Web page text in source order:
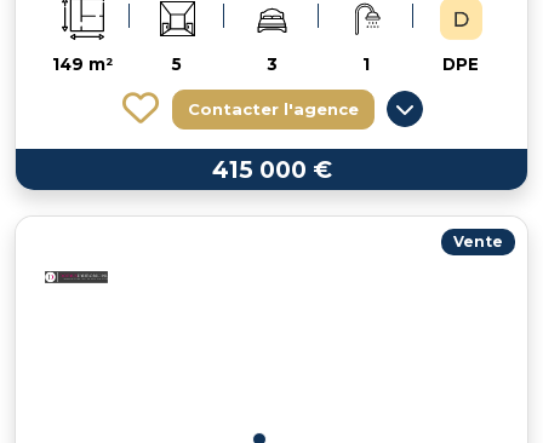
149 m² 5 3 1 DPE
Contacter l'agence
415 000 €
Vente